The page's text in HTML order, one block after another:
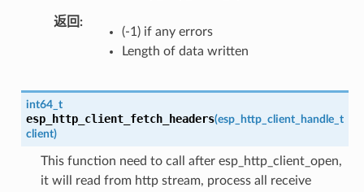
返回
(-1) if any errors
Length of data written
int64_t
esp_http_client_fetch_headers(esp_http_client_handle_t
client)
This function need to call after esp_http_client_open,
it will read from http stream, process all receive